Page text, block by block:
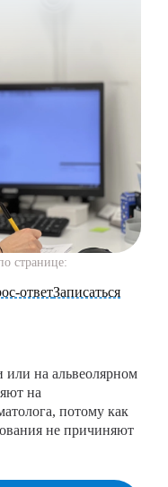
странице:
ответЗаписаться
на альвеолярном
на
потому как
не причиняют